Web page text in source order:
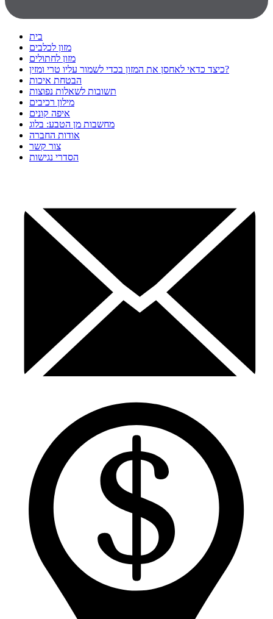
בית
מזון לכלבים
מזון לחתולים
כיצד כדאי לאחסן את המזון בכדי לשמור עליו טרי ומזין?
הבטחת איכות
תשובות לשאלות נפוצות
מילון רכיבים
איפה קונים
מחשבות מן הטבע: בלוג
אודות החברה
צור קשר
הסדרי נגישות